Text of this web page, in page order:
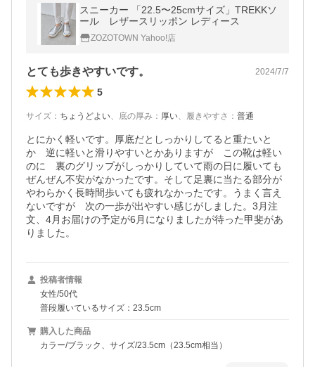
スニーカー 「22.5〜25cmサイズ」TREKKソ
ール レザースリッポン レディース
ZOZOTOWN Yahoo!店
とても歩きやすいです。 2024/7/7
5
サイズ ： ちょうどよい、 底の厚み ： 厚い、 履きやすさ ： 普通
とにかく軽いです。厚底だとしっかりしてると重たいと
か　逆に軽いと滑りやすいとかありますが　この靴は軽い
のに　裏のグリップがしっかりしていて雨の日に履いても
ぜんぜん不安がなかったです。そして足裏に当たる部分が
やわらかく長時間歩いても疲れなかったです。うまく言え
ないですが　次の一歩が出やすい感じがしました。3月注
文、4月お届けの予定が6月になりましたが待った甲斐があ
りました。
投稿者情報
女性/50代
普段履いているサイズ：23.5cm
購入した商品
カラー/ブラック、サイズ/23.5cm（23.5cm相当）